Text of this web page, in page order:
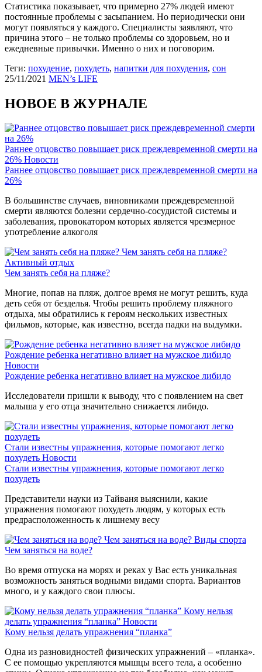
Статистика показывает, что примерно 27% людей имеют
постоянные проблемы с засыпанием. Но периодически они
могут появляться у каждого. Специалисты заявляют, что
причина этого – не только проблемы со здоровьем, но и
ежедневные привычки. Именно о них и поговорим.
Теги: похудение, похудеть, напитки для похудения, сон
25/11/2021 MEN’s LIFE
НОВОЕ В ЖУРНАЛЕ
Раннее отцовство повышает риск преждевременной смерти на
26% Новости
Раннее отцовство повышает риск преждевременной смерти на
26%
В большинстве случаев, виновниками преждевременной
смерти являются болезни сердечно-сосудистой системы и
заболевания, провокатором которых является чрезмерное
употребление алкоголя
Чем занять себя на пляже?
Активный отдых
Чем занять себя на пляже?
Многие, попав на пляж, долгое время не могут решить, куда
деть себя от безделья. Чтобы решить проблему пляжного
отдыха, мы обратились к героям нескольких известных
фильмов, которые, как известно, всегда падки на выдумки.
Рождение ребенка негативно влияет на мужское либидо
Новости
Рождение ребенка негативно влияет на мужское либидо
Исследователи пришли к выводу, что с появлением на свет
малыша у его отца значительно снижается либидо.
Стали известны упражнения, которые помогают легко
похудеть Новости
Стали известны упражнения, которые помогают легко
похудеть
Представители науки из Тайваня выяснили, какие
упражнения помогают похудеть людям, у которых есть
предрасположенность к лишнему весу
Чем заняться на воде? Виды спорта
Чем заняться на воде?
Во время отпуска на морях и реках у Вас есть уникальная
возможность заняться водными видами спорта. Вариантов
много, и у каждого свои плюсы.
Кому нельзя
делать упражнения “планка” Новости
Кому нельзя делать упражнения “планка”
Одна из разновидностей физических упражнений – «планка».
С ее помощью укрепляются мышцы всего тела, а особенно